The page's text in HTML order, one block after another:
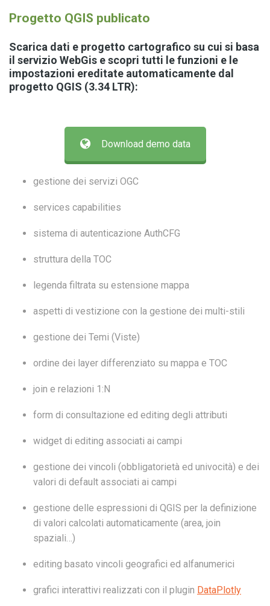
Progetto QGIS publicato
Scarica dati e progetto cartografico su cui si basa
il servizio WebGis e scopri tutti le funzioni e le
impostazioni ereditate automaticamente dal
progetto QGIS (3.34 LTR):
Download demo data
gestione dei servizi OGC
services capabilities
sistema di autenticazione AuthCFG
struttura della TOC
legenda filtrata su estensione mappa
aspetti di vestizione con la gestione dei multi-stili
gestione dei Temi (Viste)
ordine dei layer differenziato su mappa e TOC
join e relazioni 1:N
form di consultazione ed editing degli attributi
widget di editing associati ai campi
gestione dei vincoli (obbligatorietà ed univocità) e dei
valori di default associati ai campi
gestione delle espressioni di QGIS per la definizione
di valori calcolati automaticamente (area, join
spaziali…)
editing basato vincoli geografici ed alfanumerici
grafici interattivi realizzati con il plugin DataPlotly